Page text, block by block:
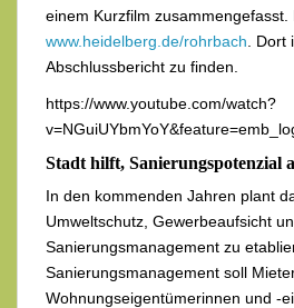
einem Kurzfilm
www.heidelberg.de/rohrbach .
Abschlussbericht zu finden.
https://www.youtube.com/watch?
Stadt hilft, Sanierungspotenzial
In den kommenden Jahren plant
Umweltschutz, Gewerbeaufsicht
Sanierungsmanagement zu
Sanierungsmanagement soll
Wohnungseigentümerinnen und -